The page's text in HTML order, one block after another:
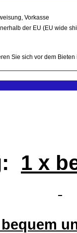
Vorkasse
der EU (EU wide
Sie sich vor dem
1 x